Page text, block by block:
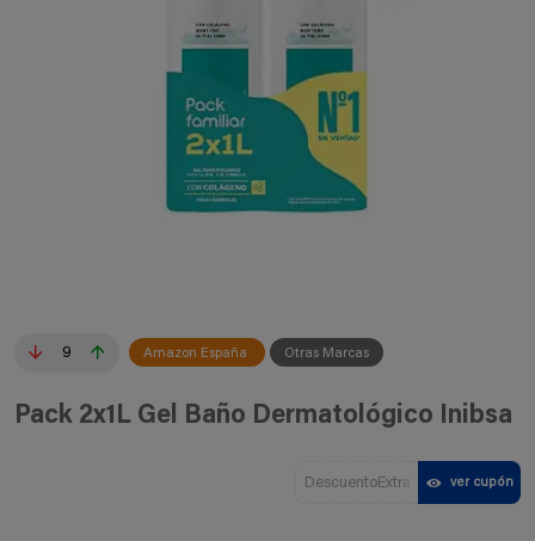
9 Amazon España Otras Marcas
Pack 2x1L Gel Baño Dermatológico Inibsa
DescuentoExtra ver cupón